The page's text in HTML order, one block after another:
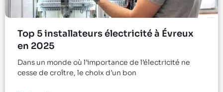
Top 5 installateurs électricité à Évreux
en 2025
Dans un monde où l’importance de l’électricité ne
cesse de croître, le choix d’un bon